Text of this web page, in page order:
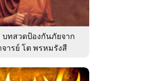
ทสวดป้องกันภัยจาก
ารย์ โต พรหมรังสี